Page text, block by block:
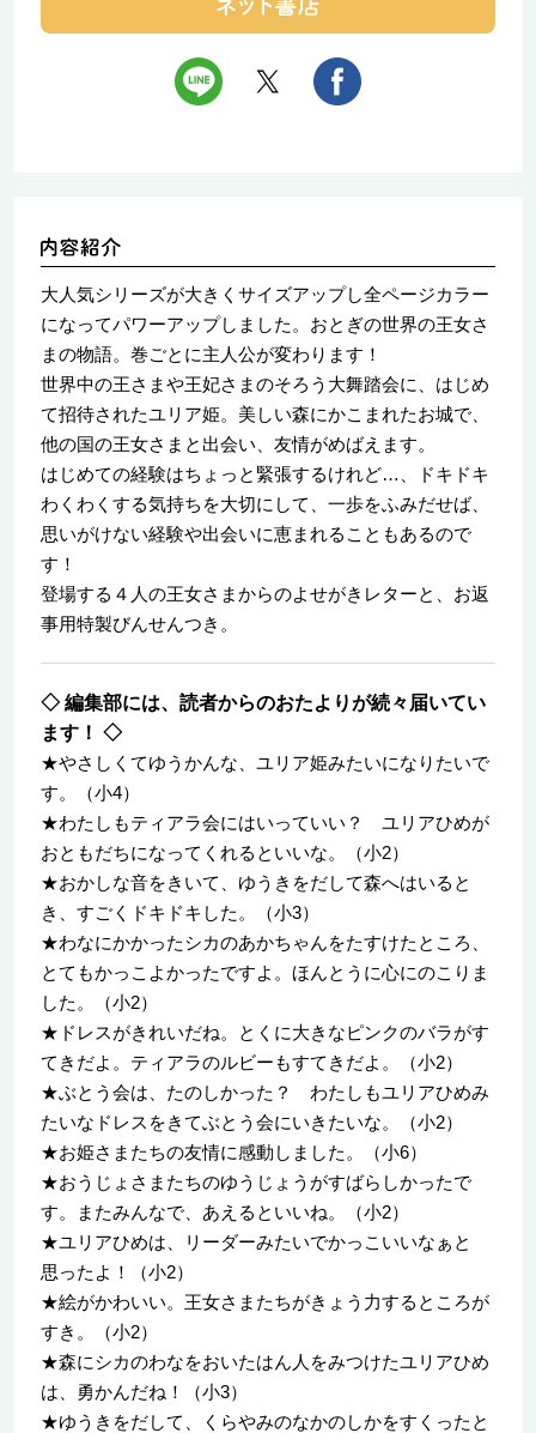
大人気シリーズが大きくサイズアップし全ページカラー
になってパワーアップしました。おとぎの世界の王女さ
まの物語。巻ごとに主人公が変わります！
世界中の王さまや王妃さまのそろう大舞踏会に、はじめ
て招待されたユリア姫。美しい森にかこまれたお城で、
他の国の王女さまと出会い、友情がめばえます。
はじめての経験はちょっと緊張するけれど…、ドキドキ
わくわくする気持ちを大切にして、一歩をふみだせば、
思いがけない経験や出会いに恵まれることもあるので
す！
登場する４人の王女さまからのよせがきレターと、お返
事用特製びんせんつき。
◇ 編集部には、読者からのおたよりが続々届いてい
ます！ ◇
★やさしくてゆうかんな、ユリア姫みたいになりたいで
す。（小4）
★わたしもティアラ会にはいっていい？ ユリアひめが
おともだちになってくれるといいな。（小2）
★おかしな音をきいて、ゆうきをだして森へはいると
き、すごくドキドキした。（小3）
★わなにかかったシカのあかちゃんをたすけたところ、
とてもかっこよかったですよ。ほんとうに心にのこりま
した。（小2）
★ドレスがきれいだね。とくに大きなピンクのバラがす
てきだよ。ティアラのルビーもすてきだよ。（小2）
★ぶとう会は、たのしかった？ わたしもユリアひめみ
たいなドレスをきてぶとう会にいきたいな。（小2）
★お姫さまたちの友情に感動しました。（小6）
★おうじょさまたちのゆうじょうがすばらしかったで
す。またみんなで、あえるといいね。（小2）
★ユリアひめは、リーダーみたいでかっこいいなぁと
思ったよ！（小2）
★絵がかわいい。王女さまたちがきょう力するところが
すき。（小2）
★森にシカのわなをおいたはん人をみつけたユリアひめ
は、勇かんだね！（小3）
★ゆうきをだして、くらやみのなかのしかをすくったと